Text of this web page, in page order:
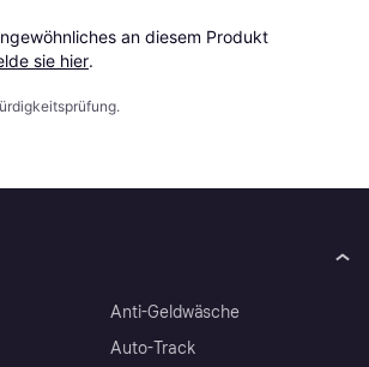
an diesem Produkt
sie hier.
Anti-Geldwäsche
Auto-Track